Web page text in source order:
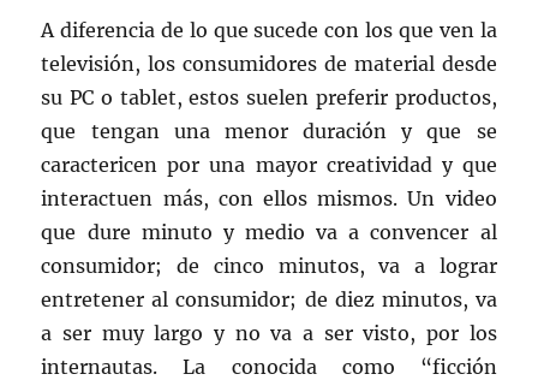
A diferencia de lo que sucede con los que ven la
televisión, los consumidores de material desde
su PC o tablet, estos suelen preferir productos,
que tengan una menor duración y que se
caractericen por una mayor creatividad y que
interactuen más, con ellos mismos. Un video
que dure minuto y medio va a convencer al
consumidor; de cinco minutos, va a lograr
entretener al consumidor; de diez minutos, va
a ser muy largo y no va a ser visto, por los
internautas. La conocida como “ficción